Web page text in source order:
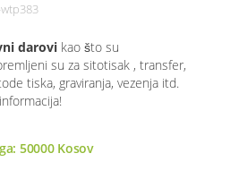
darovi kao što su
su za sitotisak , transfer,
tiska, graviranja, vezenja itd.
50000Kosov